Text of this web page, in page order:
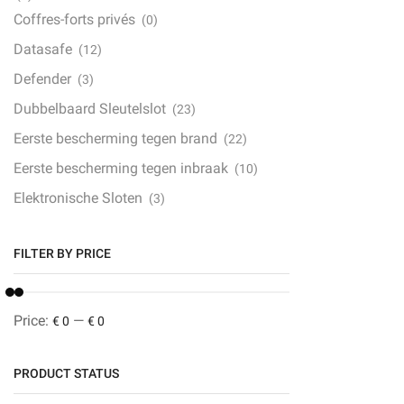
Coffres-forts privés (0)
Datasafe (12)
Defender (3)
Dubbelbaard Sleutelslot (23)
Eerste bescherming tegen brand (22)
Eerste bescherming tegen inbraak (10)
Elektronische Sloten (3)
ET Kluis (1)
Fingerprint
Geldkist (3)
Inbraakwerend (33)
FILTER BY PRICE
Price: € 0 — € 0
PRODUCT STATUS